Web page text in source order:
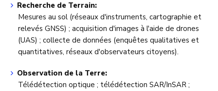
Recherche de Terrain:
Mesures au sol (réseaux d'instruments, cartographie et
relevés GNSS) ; acquisition d'images à l'aide de drones
(UAS) ; collecte de données (enquêtes qualitatives et
quantitatives, réseaux d'observateurs citoyens).
Observation de la Terre:
Télédétection optique ; télédétection SAR/InSAR ;